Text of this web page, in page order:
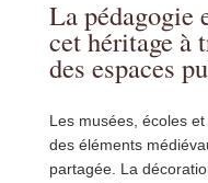
La pédagogie
cet héritage à
des espaces
Les musées, écoles
des éléments
partagée. La